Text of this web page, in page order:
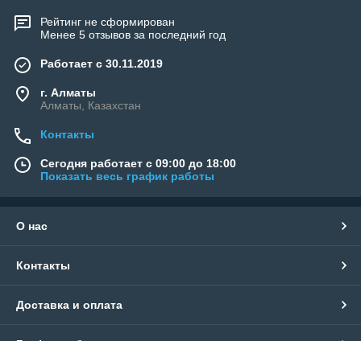
Рейтинг не сформирован
Менее 5 отзывов за последний год
Работает с 30.11.2019
г. Алматы
Алматы, Казахстан
Контакты
Сегодня работает с 09:00 до 18:00
Показать весь график работы
О нас
Контакты
Доставка и оплата